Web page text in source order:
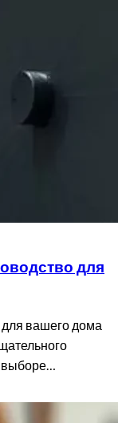
для
для вашего дома
выборе…